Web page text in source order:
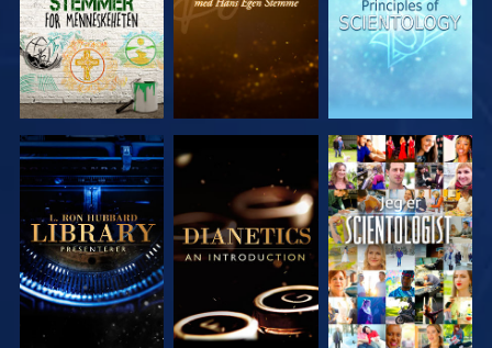
UTFORSK
SERIEN
UTFORSK
SERIEN
SE